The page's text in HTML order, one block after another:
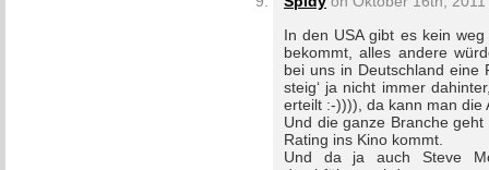
In den USA gibt es kein
bekommt, alles andere
bei uns in Deutschland eine
steig‘ ja nicht immer
erteilt :-)))), da kann man die
Und die ganze Branche
Rating ins Kino kommt.
Und da ja auch Steve